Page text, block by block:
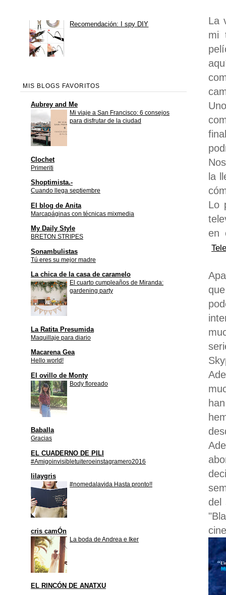
La
mi
la
Lo
en
del
Recomendación: I spy DIY
MIS BLOGS FAVORITOS
Aubrey and Me
Mi viaje a San Francisco: 6 consejos
para disfrutar de la ciudad
Clochet
Primeriti
Shoptimista.-
Cuando llega septiembre
El blog de Anita
Marcapáginas con técnicas mixmedia
My Daily Style
BRETON STRIPES
Sonambulistas
Tú eres su mejor madre
La chica de la casa de caramelo
El cuarto cumpleaños de Miranda:
gardening party
La Ratita Presumida
Maquillaje para diario
Macarena Gea
Hello world!
El ovillo de Monty
Body floreado
Baballa
Gracias
EL CUADERNO DE PILI
#Amigoinvisibletuiteroeinstagramero2016
lilaygris
#nomedalavida Hasta pronto!!
cris camÓn
La boda de Andrea e Iker
EL RINCÓN DE ANATXU